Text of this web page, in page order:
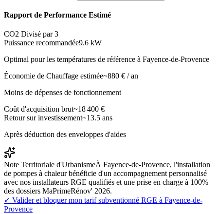
Rapport de Performance Estimé
CO2 Divisé par 3
Puissance recommandée9.6 kW
Optimal pour les températures de référence à Fayence-de-Provence
Économie de Chauffage estimée~880 € / an
Moins de dépenses de fonctionnement
Coût d'acquisition brut~18 400 €
Retour sur investissement~13.5 ans
Après déduction des enveloppes d'aides
Note Territoriale d'UrbanismeÀ Fayence-de-Provence, l'installation
de pompes à chaleur bénéficie d'un accompagnement personnalisé
avec nos installateurs RGE qualifiés et une prise en charge à 100%
des dossiers MaPrimeRénov' 2026.
✓ Valider et bloquer mon tarif subventionné RGE à Fayence-de-
Provence